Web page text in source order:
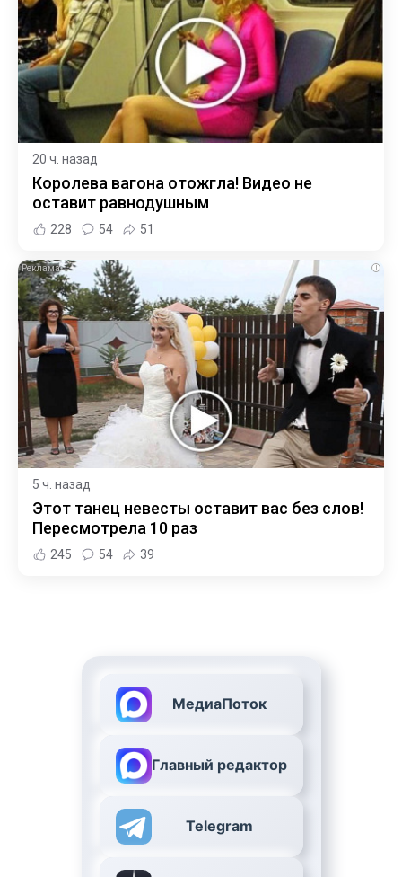
20 ч. назад
Королева вагона отожгла! Видео не
оставит равнодушным
228 54 51
i
5 ч. назад
Этот танец невесты оставит вас без слов!
Пересмотрела 10 раз
245 54 39
МедиаПоток
Главный редактор
Telegram